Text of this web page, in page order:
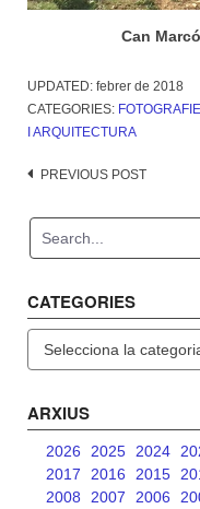
Can Marcó
UPDATED: febrer de 2018
CATEGORIES:
I ARQUITECTURA
Post
PREVIOUS POST
CATEGORIES
ARXIUS
2026 2025 2024
2017
2016 2015
2008
2007 2006